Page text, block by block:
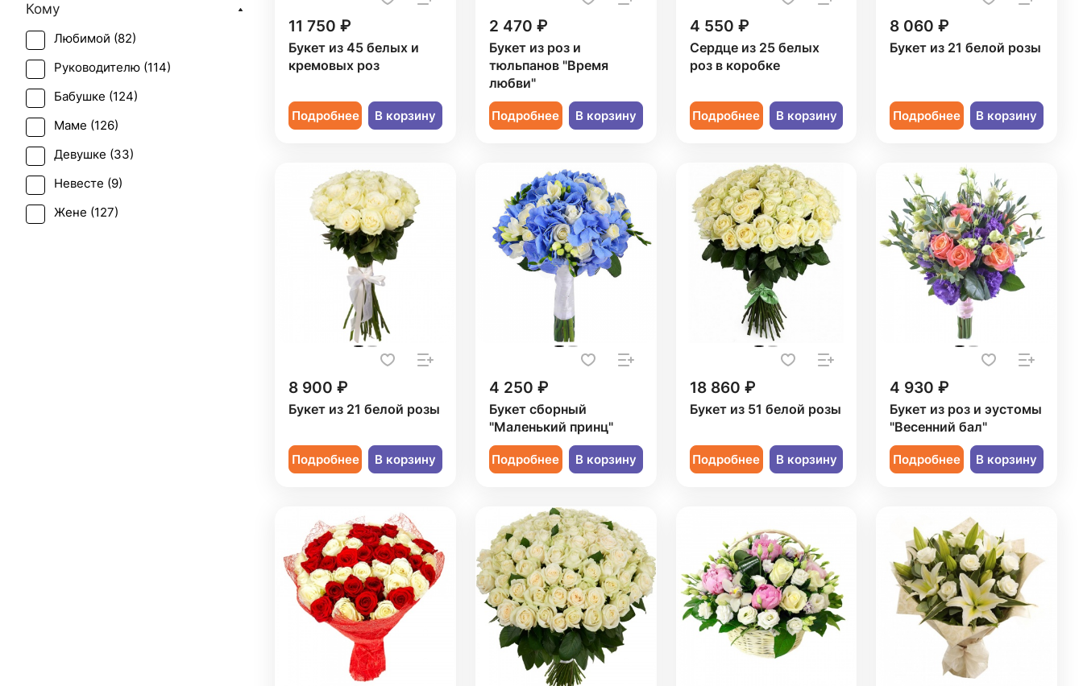
11 750 ₽
Букет из 45 белых и
кремовых роз
Подробнее В корзину
2 470 ₽
Букет из роз и
тюльпанов "Время
любви"
Подробнее В корзину
4 550 ₽
Сердце из 25 белых
роз в коробке
Подробнее В корзину
8 060 ₽
Букет из 21 белой розы
Подробнее В корзину
8 900 ₽
Букет из 21 белой розы
Подробнее В корзину
4 250 ₽
Букет сборный
"Маленький принц"
Подробнее В корзину
18 860 ₽
Букет из 51 белой розы
Подробнее В корзину
4 930 ₽
Букет из роз и эустомы
"Весенний бал"
Подробнее В корзину
День учителя (
Пасха (25
Первое свидание (123
Последний звонок (
Рождение ребенка (
Рождество (23
Свадьба (7)
Татьянин день (
Кому
Любимой (82)
Руководителю (114)
Бабушке (124)
Маме (126)
Девушке (33)
Невесте (9)
Жене (127)